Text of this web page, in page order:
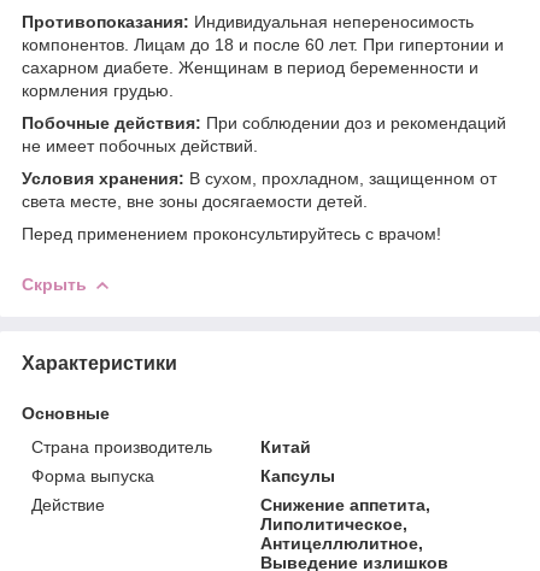
Противопоказания: Индивидуальная непереносимость
компонентов. Лицам до 18 и после 60 лет. При гипертонии и
сахарном диабете. Женщинам в период беременности и
кормления грудью.
Побочные действия: При соблюдении доз и рекомендаций
не имеет побочных действий.
Условия хранения: В сухом, прохладном, защищенном от
света месте, вне зоны досягаемости детей.
Перед применением проконсультируйтесь с врачом!
Скрыть
Характеристики
Основные
Страна производитель
Китай
Форма выпуска
Капсулы
Действие
Снижение аппетита,
Липолитическое,
Антицеллюлитное,
Выведение излишков